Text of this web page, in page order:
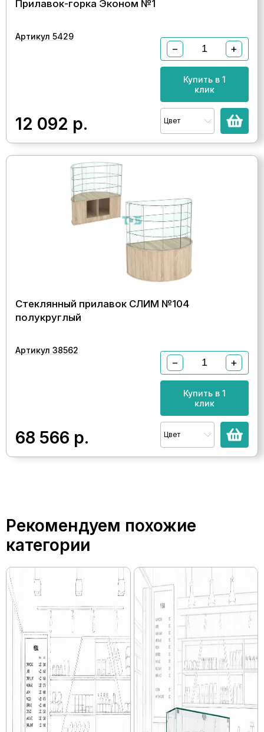
Прилавок-горка Эконом №1
Артикул 5429
12 092 р.
− +
Купить в 1
клик
Цвет
Стеклянный прилавок СЛИМ №104
полукруглый
Артикул 38562
68 566 р.
− +
Купить в 1
клик
Цвет
Рекомендуем похожие
категории